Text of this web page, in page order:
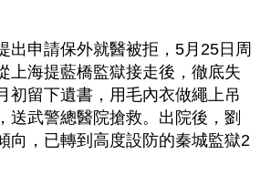
出申請保外就醫被拒，5月25日周
上海提藍橋監獄接走後，徹底失
初留下遺書，用毛內衣做繩上吊
送武警總醫院搶救。出院後，劉
向，已轉到高度設防的秦城監獄2